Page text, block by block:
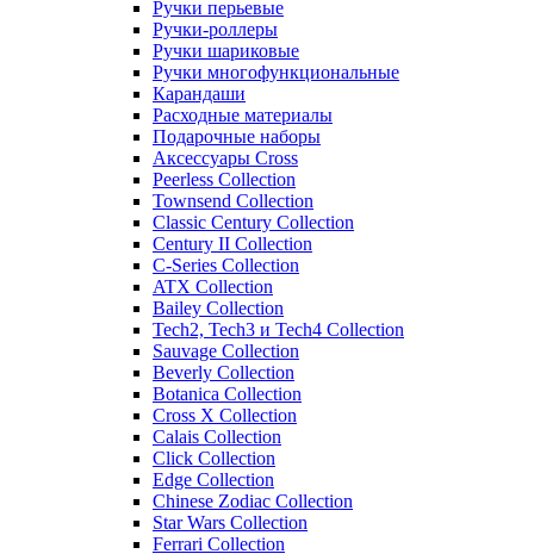
Ручки перьевые
Ручки-роллеры
Ручки шариковые
Ручки многофункциональные
Карандаши
Расходные материалы
Подарочные наборы
Аксессуары Cross
Peerless Collection
Townsend Collection
Classic Century Collection
Century II Collection
C-Series Collection
ATX Collection
Bailey Collection
Tech2, Tech3 и Tech4 Collection
Sauvage Collection
Beverly Collection
Botanica Collection
Cross X Collection
Calais Collection
Click Collection
Edge Collection
Chinese Zodiac Collection
Star Wars Collection
Ferrari Collection